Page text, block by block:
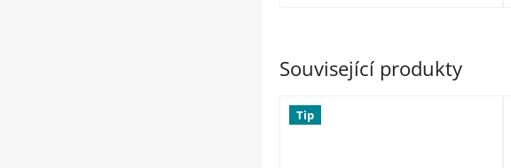
Související produkty
Tip